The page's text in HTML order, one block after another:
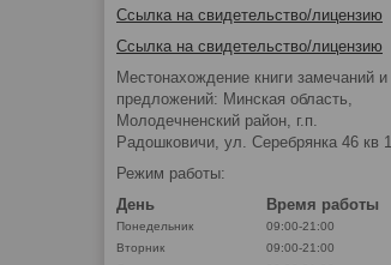
Ссылка на свидетельство/лицензию
Ссылка на свидетельство/лицензию
Местонахождение книги замечаний и
предложений: Минская область,
Молодечненский район, г.п.
Радошковичи, ул. Серебрянка 46 кв 1,
Режим работы:
День
Время работы
Понедельник
09:00-21:00
Вторник
09:00-21:00